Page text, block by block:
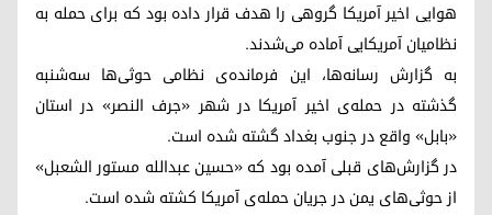
هوایی اخیر آمریکا گروهی را هدف قرار داده بود که برای حمله به
نظامیان آمریکایی آماده می‌شدند.
به گزارش رسانه‌ها، این فرمانده‌ی نظامی حوثی‌ها سه‌شنبه
گذشته در حمله‌ی اخیر آمریکا در شهر «جرف النصر» در استان
«بابل» واقع در جنوب بغداد گشته شده است.
در گزارش‌های قبلی آمده بود که «حسین عبدالله مستور الشعبل»
از حوثی‌های یمن در جریان حمله‌ی آمریکا کشته شده است.